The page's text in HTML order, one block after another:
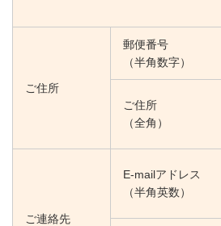
ご住所
郵便番号
（半角数字）
ご住所
（全角）
ご連絡先
E-mailアドレス
（半角英数）